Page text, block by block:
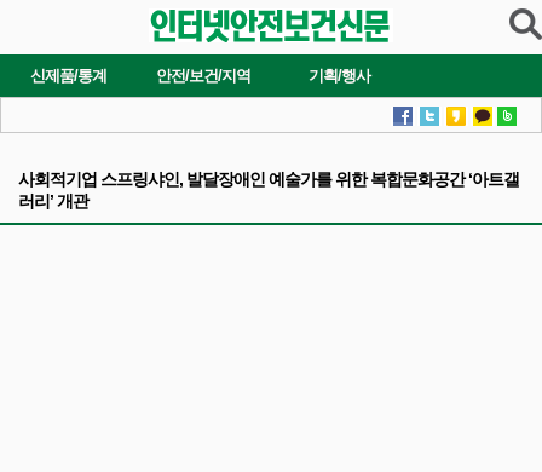
신제품/통계 안전/보건/지역 기획/행사
사회적기업 스프링샤인, 발달장애인 예술가를 위한 복합문화공간 ‘아트갤
러리’ 개관